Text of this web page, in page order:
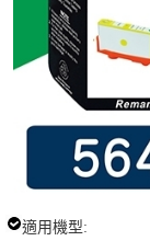
適用機型: